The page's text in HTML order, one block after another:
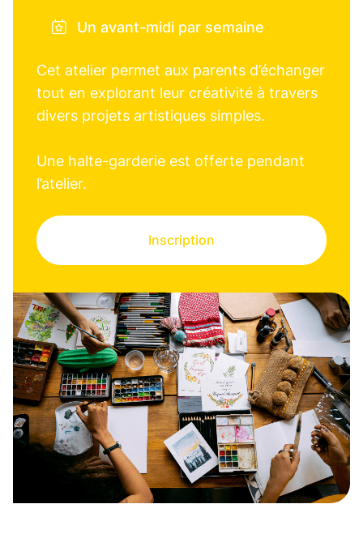
Un avant-midi par semaine
Cet atelier permet aux parents d’échanger
tout en explorant leur créativité à travers
divers projets artistiques simples.
Une halte-garderie est offerte pendant
l’atelier.
Inscription